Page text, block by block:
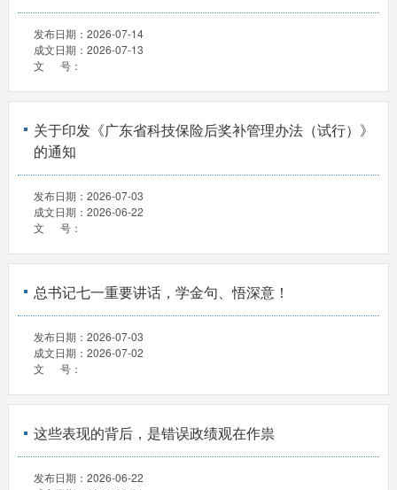
发布日期： 2026-07-14
成文日期： 2026-07-13
文 号：
关于印发《广东省科技保险后奖补管理办法（试行）》
的通知
发布日期： 2026-07-03
成文日期： 2026-06-22
文 号：
总书记七一重要讲话，学金句、悟深意！
发布日期： 2026-07-03
成文日期： 2026-07-02
文 号：
这些表现的背后，是错误政绩观在作祟
发布日期： 2026-06-22